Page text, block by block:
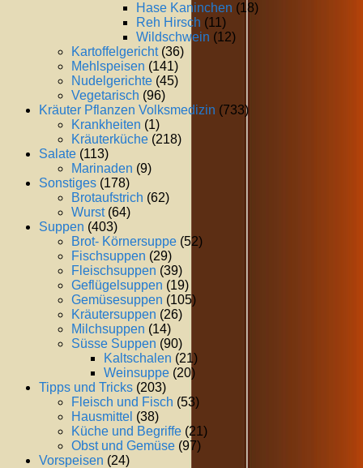
Hase Kaninchen (18)
Reh Hirsch (11)
Wildschwein (12)
Kartoffelgericht(36)
Mehlspeisen (141)
Nudelgerichte (45)
Vegetarisch (96)
Kräuter Pflanzen Volksmedizin (733)
Krankheiten (1)
Kräuterküche (218)
Salate (113)
Marinaden (9)
Sonstiges (178)
Brotaufstrich (62)
Wurst(64)
Suppen (403)
Brot- Körnersuppe (52)
Fischsuppen (29)
Fleischsuppen (39)
Geflügelsuppen (19)
Gemüsesuppen (105)
Kräutersuppen (26)
Milchsuppen (14)
Süsse Suppen (90)
Kaltschalen (21)
Weinsuppe (20)
Tipps und Tricks (203)
Fleisch und Fisch (53)
Hausmittel (38)
Küche und Begriffe (21)
Obst und Gemüse (97)
Vorspeisen (24)